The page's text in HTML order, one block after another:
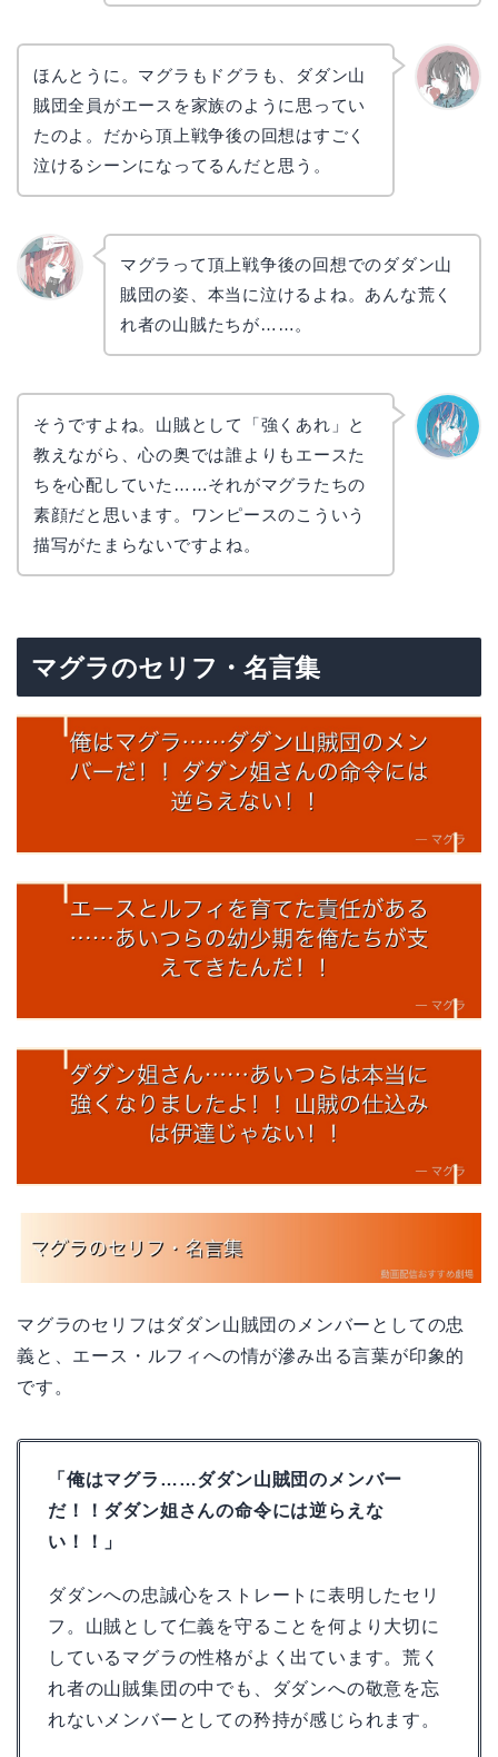
ほんとうに。マグラもドグラも、ダダン山
賊団全員がエースを家族のように思ってい
たのよ。だから頂上戦争後の回想はすごく
泣けるシーンになってるんだと思う。
マグラって頂上戦争後の回想でのダダン山
賊団の姿、本当に泣けるよね。あんな荒く
れ者の山賊たちが……。
そうですよね。山賊として「強くあれ」と
教えながら、心の奥では誰よりもエースた
ちを心配していた……それがマグラたちの
素顔だと思います。ワンピースのこういう
描写がたまらないですよね。
マグラのセリフ・名言集
マグラのセリフはダダン山賊団のメンバーとしての忠
義と、エース・ルフィへの情が滲み出る言葉が印象的
です。
「俺はマグラ……ダダン山賊団のメンバー
だ！！ダダン姐さんの命令には逆らえな
い！！」
ダダンへの忠誠心をストレートに表明したセリ
フ。山賊として仁義を守ることを何より大切に
しているマグラの性格がよく出ています。荒く
れ者の山賊集団の中でも、ダダンへの敬意を忘
れないメンバーとしての矜持が感じられます。